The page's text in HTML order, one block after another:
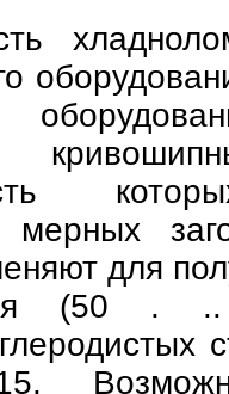
мерных
для
(50